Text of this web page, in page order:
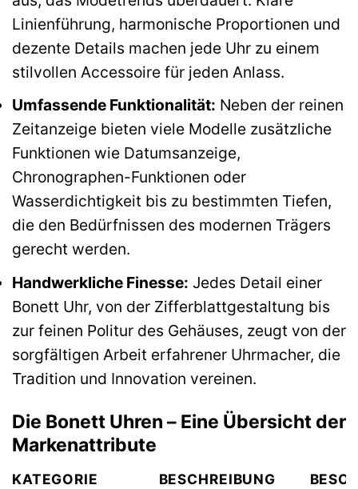
Linienführung, harmonische Proportionen und
dezente Details machen jede Uhr zu einem
stilvollen Accessoire für jeden Anlass.
Umfassende Funktionalität: Neben der reinen
Zeitanzeige bieten viele Modelle zusätzliche
Funktionen wie Datumsanzeige,
Chronographen-Funktionen oder
Wasserdichtigkeit bis zu bestimmten Tiefen,
die den Bedürfnissen des modernen Trägers
gerecht werden.
Handwerkliche Finesse: Jedes Detail einer
Bonett Uhr, von der Zifferblattgestaltung bis
zur feinen Politur des Gehäuses, zeugt von der
sorgfältigen Arbeit erfahrener Uhrmacher, die
Tradition und Innovation vereinen.
Die Bonett Uhren – Eine Übersicht der
Markenattribute
KATEGORIE BESCHREIBUNG